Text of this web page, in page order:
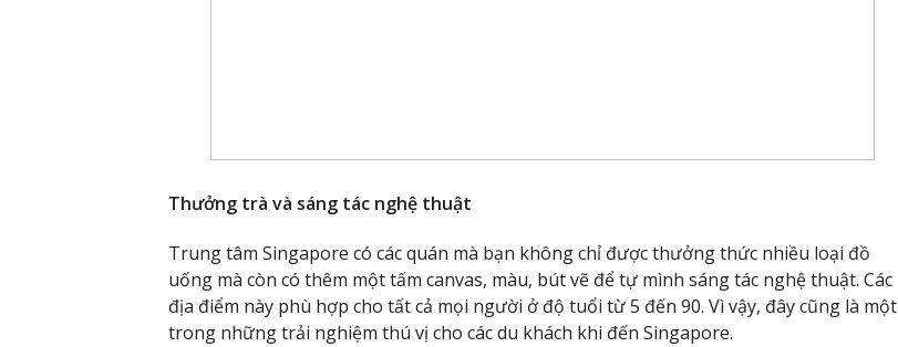
Thưởng trà và sáng tác nghệ thuật
Trung tâm Singapore có các quán mà bạn không chỉ được thưởng thức nhiều loại đồ
uống mà còn có thêm một tấm canvas, màu, bút vẽ để tự mình sáng tác nghệ thuật. Các
địa điểm này phù hợp cho tất cả mọi người ở độ tuổi từ 5 đến 90. Vì vậy, đây cũng là một
trong những trải nghiệm thú vị cho các du khách khi đến Singapore.